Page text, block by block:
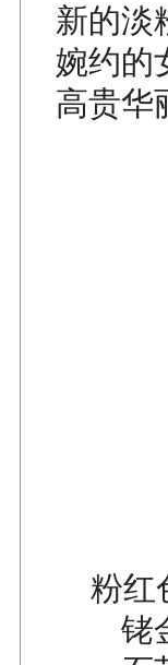
新的淡
婉约的
高贵华
粉红
铑金